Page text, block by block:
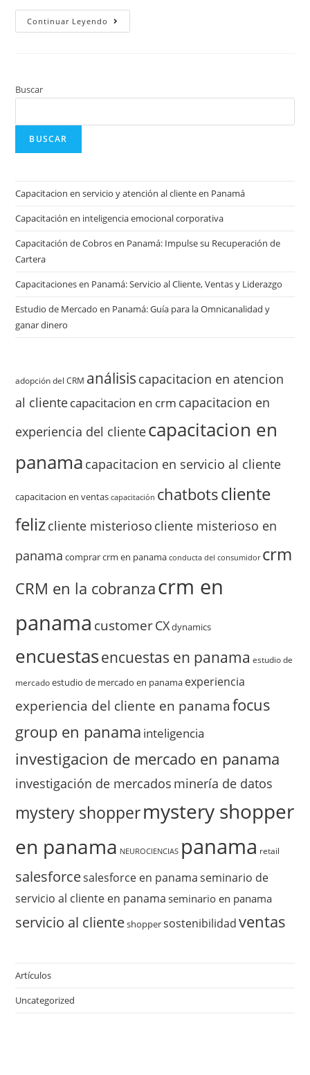
Continuar Leyendo
Buscar
BUSCAR
Capacitacion en servicio y atención al cliente en Panamá
Capacitación en inteligencia emocional corporativa
Capacitación de Cobros en Panamá: Impulse su Recuperación de
Cartera
Capacitaciones en Panamá: Servicio al Cliente, Ventas y Liderazgo
Estudio de Mercado en Panamá: Guía para la Omnicanalidad y
ganar dinero
adopción del CRM análisis capacitacion en atencion
al clientecapacitacion en crm capacitacion en
experiencia del clientecapacitacion en
panama capacitacion en servicio al cliente
capacitacion en ventas capacitación chatbotscliente
felizcliente misterioso cliente misterioso en
panama comprar crm en panama conducta del consumidor crm
CRM en la cobranzacrm en
panama customerCXdynamics
encuestasencuestas en panama estudio de
mercado estudio de mercado en panama experiencia
experiencia del cliente en panama focus
group en panama inteligencia
investigacion de mercado en panama
investigación de mercados minería de datos
mystery shoppermystery shopper
en panama NEUROCIENCIAS panama retail
salesforcesalesforce en panama seminario de
servicio al cliente en panama seminario en panama
servicio al clienteshoppersostenibilidad ventas
Artículos
Uncategorized